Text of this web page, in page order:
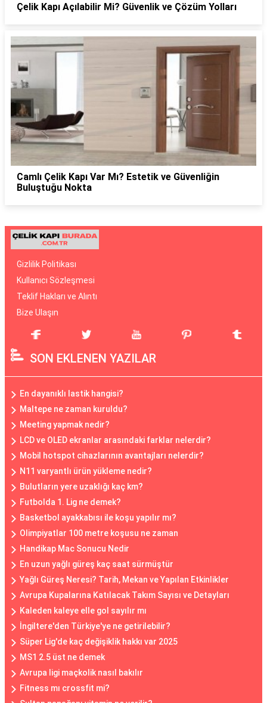
Çelik Kapı Açılabilir Mi? Güvenlik ve Çözüm Yolları
Camlı Çelik Kapı Var Mı? Estetik ve Güvenliğin
Buluştuğu Nokta
Gizlilik Politikası
Kullanıcı Sözleşmesi
Teklif Hakları ve Alıntı
Bize Ulaşın
SON EKLENEN YAZILAR
En dayanıklı lastik hangisi?
Maltepe ne zaman kuruldu?
Meeting yapmak nedir?
LCD ve OLED ekranlar arasındaki farklar nelerdir?
Mobil hotspot cihazlarının avantajları nelerdir?
N11 varyantlı ürün yükleme nedir?
Bulutların yere uzaklığı kaç km?
Futbolda 1. Lig ne demek?
Basketbol ayakkabısı ile koşu yapılır mı?
Olimpiyatlar 100 metre koşusu ne zaman
Handikap Mac Sonucu Nedir
En uzun yağlı güreş kaç saat sürmüştür
Yağlı Güreş Neresi? Tarih, Mekan ve Yapılan Etkinlikler
Avrupa Kupalarına Katılacak Takım Sayısı ve Detayları
Kaleden kaleye elle gol sayılır mı
İngiltere'den Türkiye'ye ne getirilebilir?
Süper Lig'de kaç değişiklik hakkı var 2025
MS1 2.5 üst ne demek
Avrupa ligi maçkolik nasıl bakılır
Fitness mı crossfit mi?